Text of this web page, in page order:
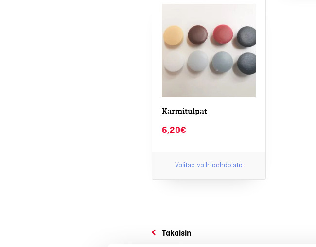
Karmitulpat
6,20€
Valitse vaihtoehdoista
useampi
muunnelma.
Voit
tehdä
Takaisin